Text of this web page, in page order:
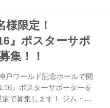
18時締切（但し、締め切
なり次第、締め切らせてい
ざいます）。 ※注意事項※
申込みいただけませんの
ズ 各1枚ずつの合計2枚と
スターの発...
様限定！
』ポスターサポ
集！！
戸ワールド記念ホールで開
』ポスターサポーターを
で募集します！ ジム・道